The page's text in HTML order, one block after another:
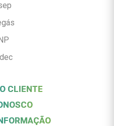
CLIENTE